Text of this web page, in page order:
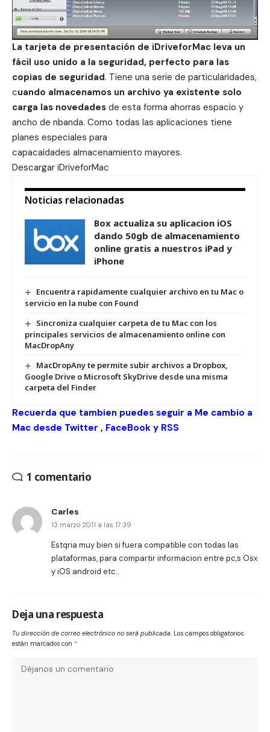
La tarjeta de presentación de iDriveforMac leva un
fácil uso unido a la seguridad, perfecto para las
copias de seguridad. Tiene una serie de particularidades,
cuando almacenamos un archivo ya existente solo
carga las novedades de esta forma ahorras espacio y
ancho de nbanda. Como todas las aplicaciones tiene
planes especiales para
capacaidades almacenamiento mayores.
Descargar iDriveforMac
Noticias relacionadas
Box actualiza su aplicacion iOS
dando 50gb de almacenamiento
online gratis a nuestros iPad y
iPhone
Encuentra rapidamente cualquier archivo en tu Mac o
servicio en la nube con Found
Sincroniza cualquier carpeta de tu Mac con los
principales servicios de almacenamiento online con
MacDropAny
MacDropAny te permite subir archivos a Dropbox,
Google Drive o Microsoft SkyDrive desde una misma
carpeta del Finder
Recuerda que tambien puedes seguir a Me cambio a
Mac desde Twitter , FaceBook y RSS
1 comentario
Carles
13 marzo 2011 a las 17:39
Estqria muy bien si fuera compatible con todas las
plataformas, para compartir informacion entre pc,s Osx
y iOS android etc..
Deja una respuesta
Tu dirección de correo electrónico no será publicada. Los campos obligatorios
están marcados con *